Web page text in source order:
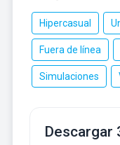
Hipercasual
Fuera de línea
Simulaciones
Descargar